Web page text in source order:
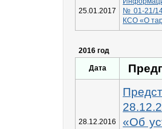
25.01.2017
№01-21/
КСО «О
2016 год
Дата
28.12.2016
«Об